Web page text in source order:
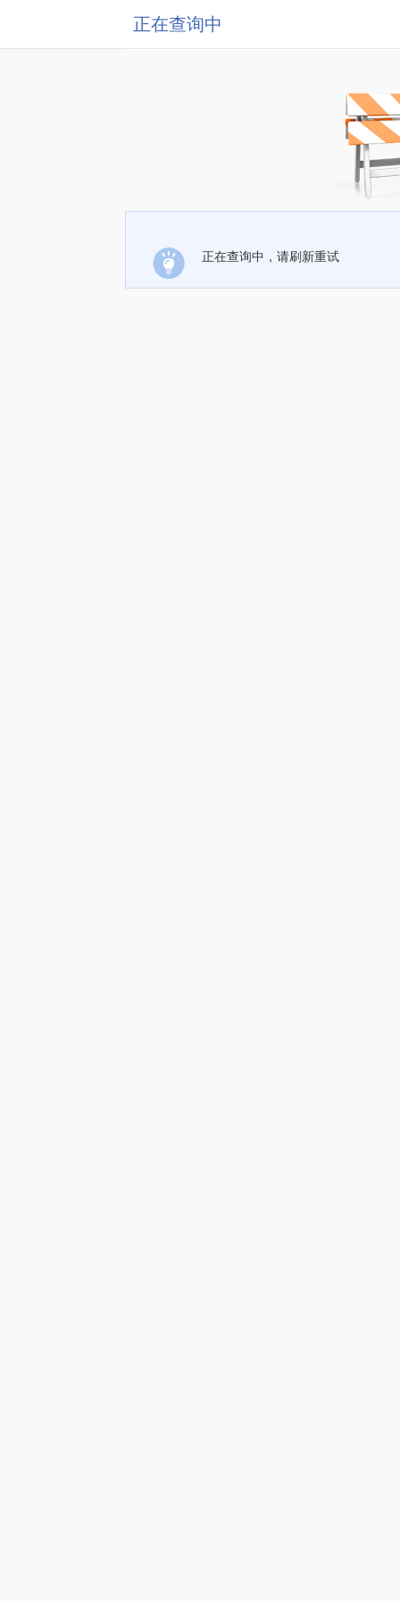
正在查询中
正在查询中，请刷新重试